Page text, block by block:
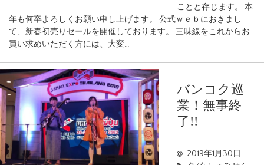
ことと存じます。 本
年も何卒よろしくお願い申し上げます。 公式ｗｅｂにおきまし
て、新春初売りセールを開催しております。 三味線をこれからお
買い求めいただく方には、大変…
バンコク巡
業！無事終
了!!
2019年1月30日